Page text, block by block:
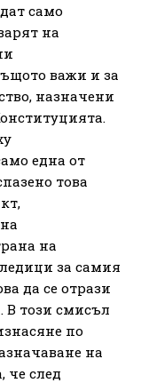
само
на
важи и за
назначени
една от
това
на
за самия
да се отрази
В този смисъл
по
на
че след